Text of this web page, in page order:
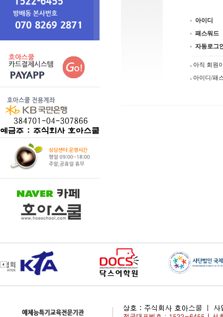
아이디
패스워드
자동로그
아직 회원
아이디/패